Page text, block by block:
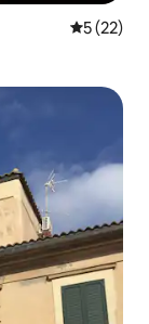
5 (22)